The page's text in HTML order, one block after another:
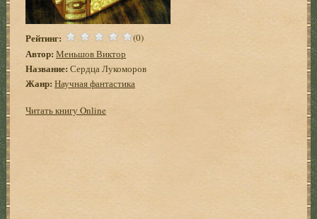
Рейтинг: (0)
Автор: Меньшов Виктор
Название: Сердца Лукоморов
Жанр: Научная фантастика
Читать книгу Online